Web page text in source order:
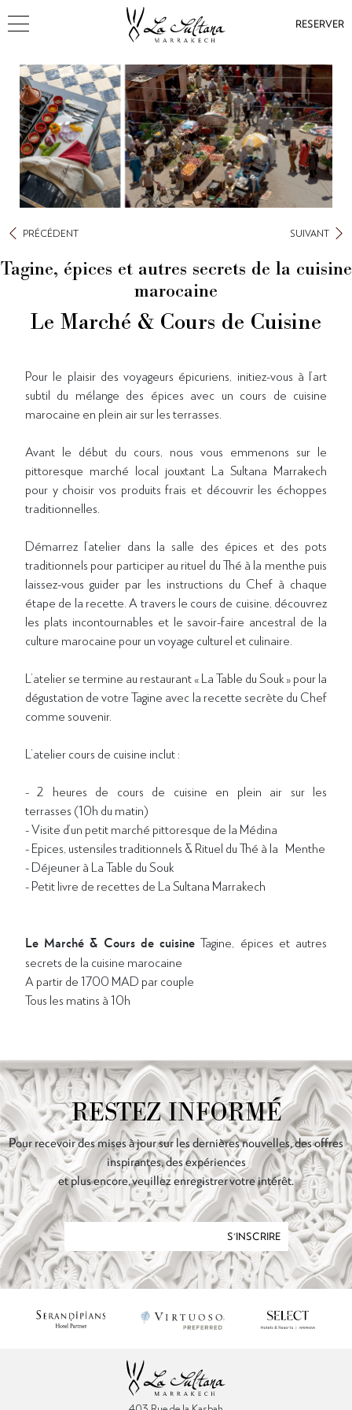
RESERVER
Tagine, épices et autres secrets de la cuisine
marocaine
Le Marché & Cours de Cuisine
PRÉCÉDENT SUIVANT
Pour le plaisir des voyageurs épicuriens, initiez-vous à l’art
subtil du mélange des épices avec un cours de cuisine
marocaine en plein air sur les terrasses.
Avant le début du cours, nous vous emmenons sur le
pittoresque marché local jouxtant La Sultana Marrakech
pour y choisir vos produits frais et découvrir les échoppes
traditionnelles.
Démarrez l’atelier dans la salle des épices et des pots
traditionnels pour participer au rituel du Thé à la menthe puis
laissez-vous guider par les instructions du Chef à chaque
étape de la recette. A travers le cours de cuisine, découvrez
les plats incontournables et le savoir-faire ancestral de la
culture marocaine pour un voyage culturel et culinaire.
L’atelier se termine au restaurant « La Table du Souk » pour la
dégustation de votre Tagine avec la recette secrète du Chef
comme souvenir.
L’atelier cours de cuisine inclut :
- 2 heures de cours de cuisine en plein air sur les
terrasses (10h du matin)
- Visite d’un petit marché pittoresque de la Médina
- Epices, ustensiles traditionnels & Rituel du Thé à la Menthe
- Déjeuner à La Table du Souk
- Petit livre de recettes de La Sultana Marrakech
Le Marché & Cours de cuisine Tagine, épices et autres
secrets de la cuisine marocaine
A partir de 1700 MAD par couple
Tous les matins à 10h
RESTEZ INFORMÉ
Pour recevoir des mises à jour sur les dernières nouvelles, des offres
inspirantes, des expériences
et plus encore, veuillez enregistrer votre intérêt.
S'INSCRIRE